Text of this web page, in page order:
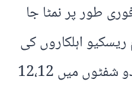
طور پر نمٹا جا
اہلکاروں کی
چھٹیاں منسوخ کر کے دو شفٹوں میں 12،12